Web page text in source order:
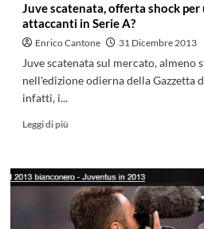
Juve scatenata, offerta shock
attaccanti in Serie A?
Enrico Cantone 31 Dicembre 2013
Juve scatenata sul mercato, almeno
nell'edizione odierna della Gazzetta
infatti, i...
Leggi di più